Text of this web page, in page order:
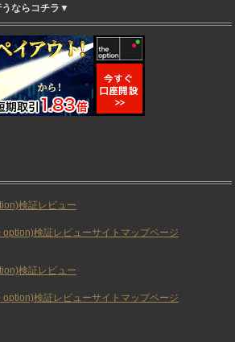
うならコチラ▼
検証レビュー
検証レビューサイトマップページ
検証レビュー
検証レビューサイトマップページ